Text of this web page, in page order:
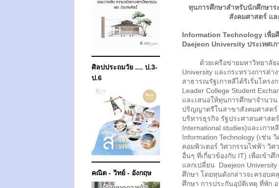
ทุนการศึกษาสำหรับนักศึกษา
สังคมศาสตร์ แล
Information Technology เพื่อ
Daejeon University ประเทศเ
ด้วยเครือข่ายมหาวิทยาลัยอ
University และกระทรวงการต่า
สาธารณรัฐเกาหลีได้ริเริ่มโครงก
Leader College Student
และเสนอให้ทุนการศึกษาจำนว
ปริญญาตรีในสาขาสังคมศาสตร์
บริหารธุรกิจ รัฐประศาสนศาสต
International studies)และเกา
Information Technology (เช่น
คอมพิวเตอร์ วิศวกรรมไฟฟ้า วิศ
อื่นๆ ที่เกี่ยวข้องกับ IT) เพื่อเข้า
แลกเปลี่ยน Daejeon University
ศึกษา โดยทุนดังกล่าวจะครอบค
ศึกษา การประกันอุบัติเหตุ ที่พัก
ศิลปประถมวัย .... ป.3-
ป.6
คณิต - วิทย์ - อังกฤษ